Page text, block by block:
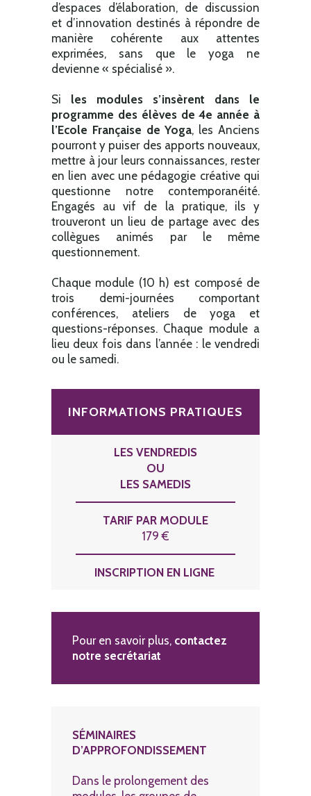
d’espaces d’élaboration, de discussion
et d’innovation destinés à répondre de
manière cohérente aux attentes
exprimées, sans que le yoga ne
devienne « spécialisé ».
Si les modules s’insèrent dans le
programme des élèves de 4e année à
l’Ecole Française de Yoga, les Anciens
pourront y puiser des apports nouveaux,
mettre à jour leurs connaissances, rester
en lien avec une pédagogie créative qui
questionne notre contemporanéité.
Engagés au vif de la pratique, ils y
trouveront un lieu de partage avec des
collègues animés par le même
questionnement.
Chaque module (10 h) est composé de
trois demi-journées comportant
conférences, ateliers de yoga et
questions-réponses. Chaque module a
lieu deux fois dans l’année : le vendredi
ou le samedi.
INFORMATIONS PRATIQUES
LES VENDREDIS
OU
LES SAMEDIS
TARIF PAR MODULE
179 €
INSCRIPTION EN LIGNE
Pour en savoir plus, contactez
notre secrétariat
SÉMINAIRES
D’APPROFONDISSEMENT
Dans le prolongement des